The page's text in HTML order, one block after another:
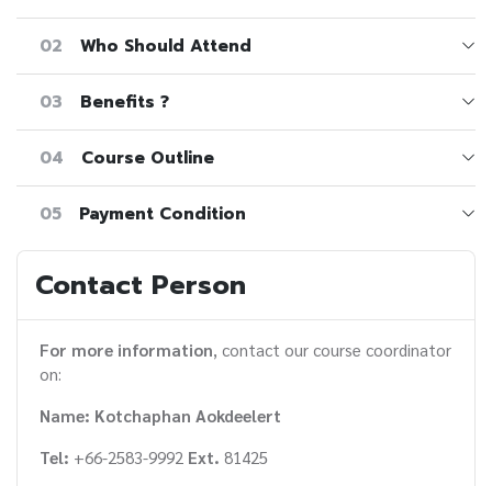
02 Who Should Attend
03 Benefits ?
04 Course Outline
05 Payment Condition
Contact Person
For more information, contact our course coordinator
on:
Name: Kotchaphan Aokdeelert
Tel: +66-2583-9992 Ext. 81425